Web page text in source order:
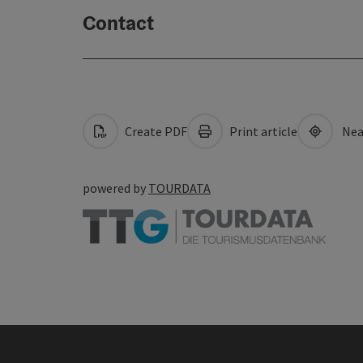
Contact
Create PDF Print article
powered by TOURDATA